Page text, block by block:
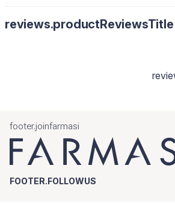
reviews.productReviewsTitle
footer.joinfarmasi
FOOTER.FOLLOWUS